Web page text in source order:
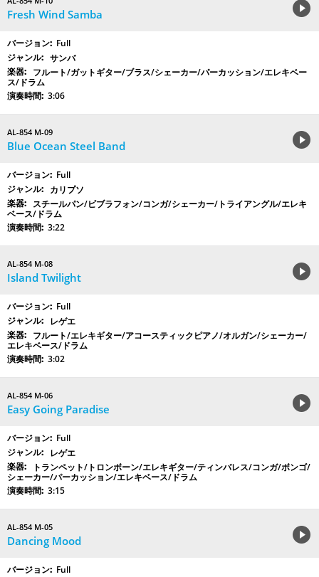
Fresh Wind Samba
Full
サンバ
フルート/ガットギター/ブラス/シェーカー/パーカッション/エレキベー
ス/ドラム
3:06
AL-854 M-09
Blue Ocean Steel Band
Full
カリプソ
スチールパン/ビブラフォン/コンガ/シェーカー/トライアングル/エレキ
ベース/ドラム
3:22
AL-854 M-08
Island Twilight
Full
レゲエ
フルート/エレキギター/アコースティックピアノ/オルガン/シェーカー/
エレキベース/ドラム
3:02
AL-854 M-06
Easy Going Paradise
Full
レゲエ
トランペット/トロンボーン/エレキギター/ティンバレス/コンガ/ボンゴ/
シェーカー/パーカッション/エレキベース/ドラム
3:15
AL-854 M-05
Dancing Mood
Full